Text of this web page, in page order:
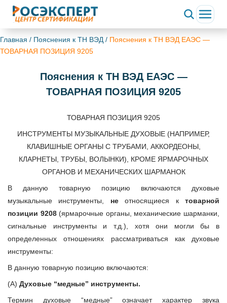
Главная / Пояснения к ТН ВЭД / Пояснения к ТН ВЭД ЕАЭС —
ТОВАРНАЯ ПОЗИЦИЯ 9205
Пояснения к ТН ВЭД ЕАЭС —
ТОВАРНАЯ ПОЗИЦИЯ 9205
ТОВАРНАЯ ПОЗИЦИЯ 9205
ИНСТРУМЕНТЫ МУЗЫКАЛЬНЫЕ ДУХОВЫЕ (НАПРИМЕР,
КЛАВИШНЫЕ ОРГАНЫ С ТРУБАМИ, АККОРДЕОНЫ,
КЛАРНЕТЫ, ТРУБЫ, ВОЛЫНКИ), КРОМЕ ЯРМАРОЧНЫХ
ОРГАНОВ И МЕХАНИЧЕСКИХ ШАРМАНОК
В данную товарную позицию включаются духовые
музыкальные инструменты, неотносящиеся ктоварной
позиции 9208(ярмарочные органы, механические шарманки,
сигнальные инструменты и т.д.), хотя они могли бы в
определенных отношениях рассматриваться как духовые
инструменты:
В данную товарную позицию включаются:
(А) Духовые “медные” инструменты.
Термин духовые “медные” означает характер звука